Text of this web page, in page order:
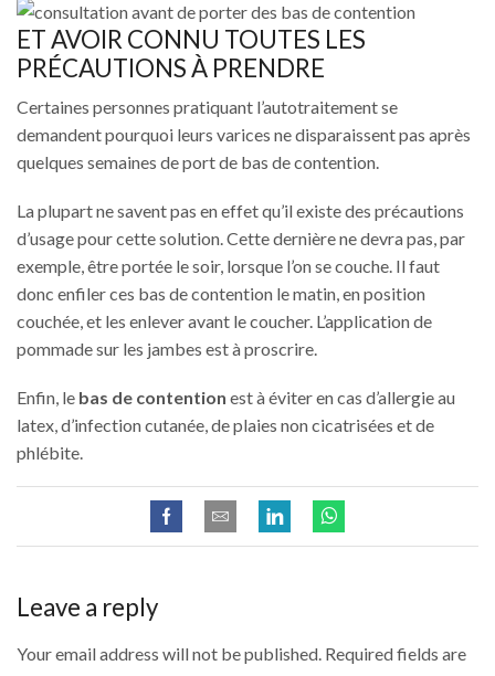
ET AVOIR CONNU TOUTES LES
PRÉCAUTIONS À PRENDRE
Certaines personnes pratiquant l’autotraitement se
demandent pourquoi leurs varices ne disparaissent pas après
quelques semaines de port de bas de contention.
La plupart ne savent pas en effet qu’il existe des précautions
d’usage pour cette solution. Cette dernière ne devra pas, par
exemple, être portée le soir, lorsque l’on se couche. Il faut
donc enfiler ces bas de contention le matin, en position
couchée, et les enlever avant le coucher. L’application de
pommade sur les jambes est à proscrire.
Enfin, le bas de contention est à éviter en cas d’allergie au
latex, d’infection cutanée, de plaies non cicatrisées et de
phlébite.
Leave a reply
Your email address will not be published. Required fields are